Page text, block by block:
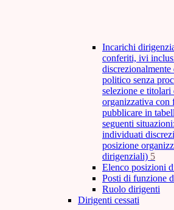
Incarichi
conferiti, ivi
politico senza
selezione e
organizzativa con
pubblicare in
seguenti
individuati
posizione
dirigenziali) 5
Elenco posizioni
Posti di funzione
Ruolo dirigenti
Dirigenti cessati